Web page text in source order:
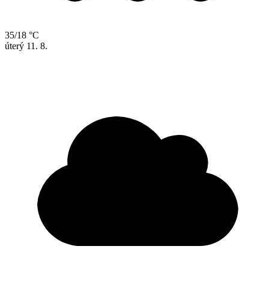
35/18 °C
úterý 11. 8.